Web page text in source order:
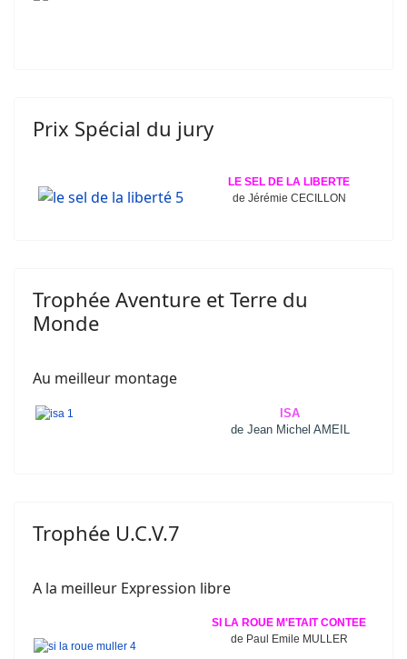
Prix Spécial du jury
LE SEL DE LA LIBERTE
de Jérémie CECILLON
Trophée Aventure et Terre du
Monde
Au meilleur montage
ISA
de Jean Michel AMEIL
Trophée U.C.V.7
A la meilleur Expression libre
SI LA ROUE M'ETAIT CONTEE
de Paul Emile MULLER